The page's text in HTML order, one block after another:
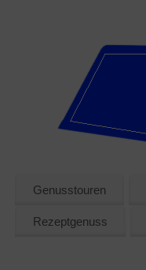
Genusstouren
Rezeptgenuss